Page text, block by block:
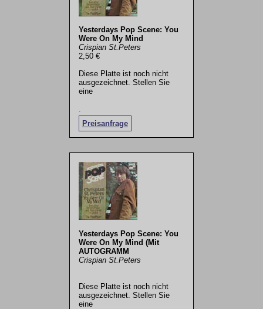
Yesterdays Pop Scene: You
Were On My Mind
Crispian St.Peters
2,50 €
Diese Platte ist noch nicht
ausgezeichnet. Stellen Sie
eine
Preisanfrage
.
Yesterdays Pop Scene: You
Were On My Mind (Mit
AUTOGRAMM
Crispian St.Peters
Diese Platte ist noch nicht
ausgezeichnet. Stellen Sie
eine